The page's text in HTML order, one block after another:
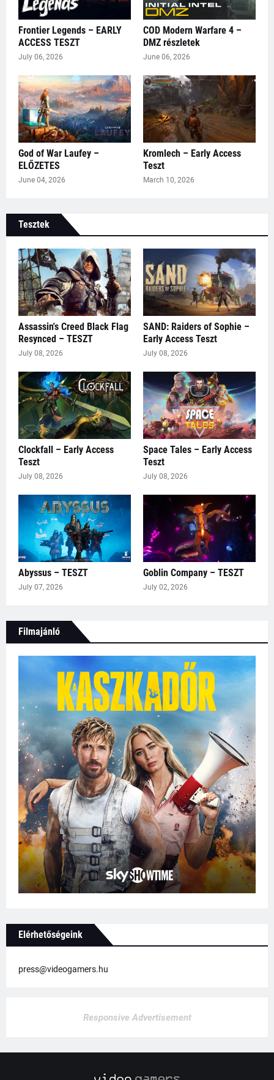
Frontier Legends – EARLY
ACCESS TESZT
July 06, 2026
COD Modern Warfare 4 –
DMZ részletek
June 06, 2026
God of War Laufey –
ELŐZETES
June 04, 2026
Kromlech – Early Access
Teszt
March 10, 2026
Tesztek
Assassin's Creed Black Flag
Resynced – TESZT
July 08, 2026
SAND: Raiders of Sophie –
Early Access Teszt
July 08, 2026
Clockfall – Early Access
Teszt
July 08, 2026
Space Tales – Early Access
Teszt
July 08, 2026
Abyssus – TESZT
July 07, 2026
Goblin Company – TESZT
July 02, 2026
Filmajánló
Elérhetőségeink
press@videogamers.hu
Responsive Advertisement